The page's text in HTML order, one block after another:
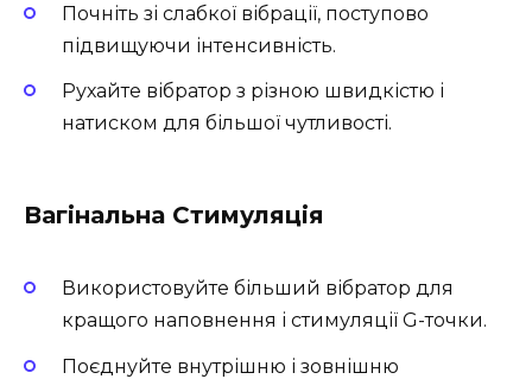
Почніть зі слабкої вібрації, поступово
підвищуючи інтенсивність.
Рухайте вібратор з різною швидкістю і
натиском для більшої чутливості.
Вагінальна Стимуляція
Використовуйте більший вібратор для
кращого наповнення і стимуляції G-точки.
Поєднуйте внутрішню і зовнішню